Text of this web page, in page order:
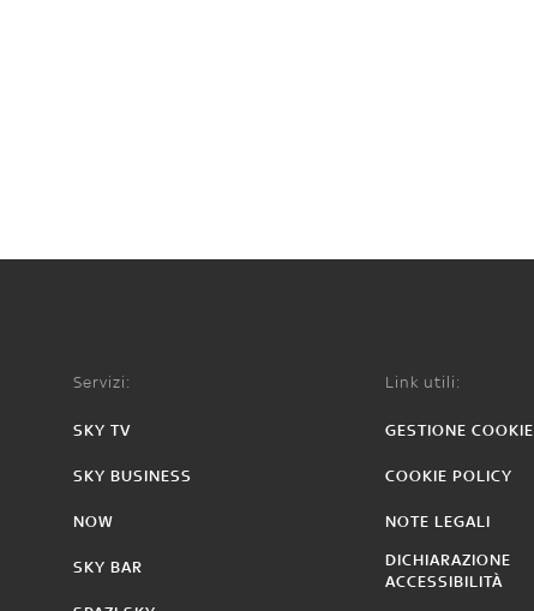
Servizi:
SKY TV
SKY BUSINESS
NOW
SKY BAR
Link utili:
GESTIONE COOKIE
COOKIE POLICY
NOTE LEGALI
DICHIARAZIONE
ACCESSIBILITÀ